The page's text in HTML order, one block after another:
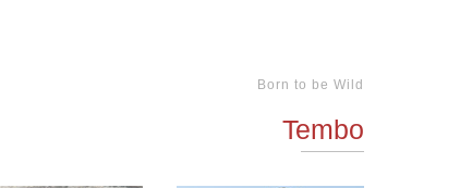
Born to be Wild
Tembo